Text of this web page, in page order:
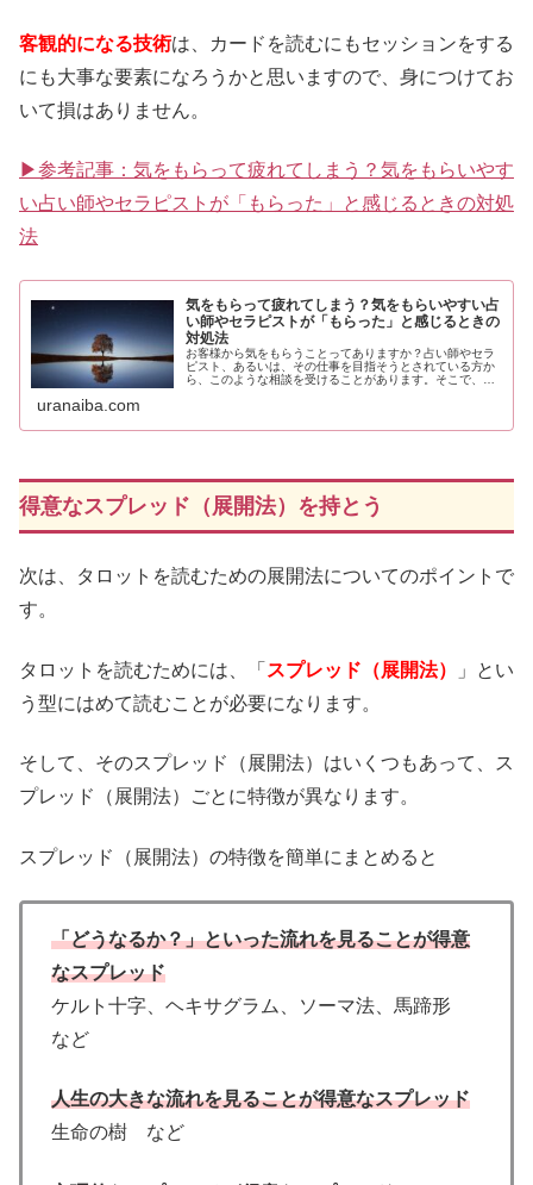
客観的になる技術は、カードを読むにもセッションをする
にも大事な要素になろうかと思いますので、身につけてお
いて損はありません。
▶参考記事：気をもらって疲れてしまう？気をもらいやす
い占い師やセラピストが「もらった」と感じるときの対処
法
気をもらって疲れてしまう？気をもらいやすい占
い師やセラピストが「もらった」と感じるときの
対処法
お客様から気をもらうことってありますか？占い師やセラ
ピスト、あるいは、その仕事を目指そうとされている方か
ら、このような相談を受けることがあります。そこで、
uranaiba.com
得意なスプレッド（展開法）を持とう
次は、タロットを読むための展開法についてのポイントで
す。
タロットを読むためには、「 スプレッド（展開法）
」とい
う型にはめて読むことが必要になります。
そして、そのスプレッド（展開法）はいくつもあって、ス
プレッド（展開法）ごとに特徴が異なります。
スプレッド（展開法）の特徴を簡単にまとめると
「どうなるか？」といった流れを見ることが得意
なスプレッド
ケルト十字、ヘキサグラム、ソーマ法、馬蹄形
など
人生の大きな流れを見ることが得意なスプレッド
生命の樹 など